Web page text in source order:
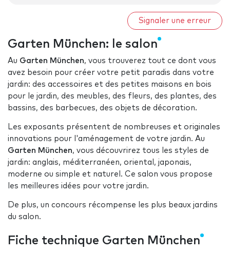
Signaler une erreur
Garten München: le salon
Au Garten München, vous trouverez tout ce dont vous
avez besoin pour créer votre petit paradis dans votre
jardin: des accessoires et des petites maisons en bois
pour le jardin, des meubles, des fleurs, des plantes, des
bassins, des barbecues, des objets de décoration.
Les exposants présentent de nombreuses et originales
innovations pour l'aménagement de votre jardin. Au
Garten München, vous découvrirez tous les styles de
jardin: anglais, méditerranéen, oriental, japonais,
moderne ou simple et naturel. Ce salon vous propose
les meilleures idées pour votre jardin.
De plus, un concours récompense les plus beaux jardins
du salon.
Fiche technique Garten München